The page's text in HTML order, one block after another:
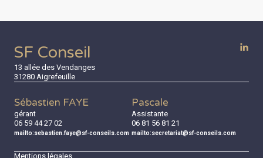
SF Conseil
13 allée des Vendanges
31280 Aigrefeuille
Sébastien FAYE
gérant
06 59 44 27 02
mailto:sebastien.faye@sf-conseils.com
Pascale
Assistante
06 81 56 81 21
mailto:secretariat@sf-conseils.com
Mentions légales